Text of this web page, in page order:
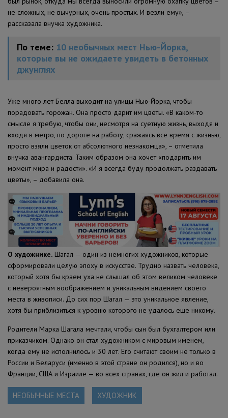
не сложных, не вычурных, очень простых. И везли ему», –
рассказала внучка художника.
По теме: 10 необычных мест Нью-Йорка,
которые вы не ожидаете увидеть в бетонных
джунглях
Уже много лет Белла выходит на улицы Нью-Йорка, чтобы
порадовать горожан. Она просто дарит им цветы. «В каком-то
смысле я требую, чтобы они, несмотря на суетную жизнь, выходя и
входя в метро, по дороге на работу, сражаясь все время с жизнью,
просто взяли цветок от абсолютного незнакомца», – отметила
внучка авангардиста. Таким образом она хочет «подарить им
момент мира и радости». «И я всегда буду продолжать раздавать
цветы», – добавила она.
О художнике. Шагал — один из немногих художников, которые
сформировали целую эпоху в искусстве. Трудно назвать человека,
который хотя бы краем уха не слышал об этом великом человеке
с невероятным воображением и уникальным видением своего
места в живописи. До сих пор Шагал — это уникальное явление,
хотя бы приблизиться к уровню которого не удалось еще никому.
Родители Марка Шагала мечтали, чтобы сын был бухгалтером или
приказчиком. Однако он стал художником с мировым именем,
когда ему не исполнилось и 30 лет. Его считают своим не только в
России и Беларуси (именно в этой стране он родился), но и во
Франции, США и Израиле — во всех странах, где он жил и работал.
НЕОБЫЧНЫЕ МЕСТА ХУДОЖНИК